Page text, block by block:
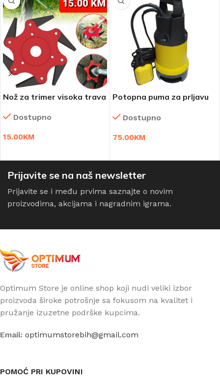
Nož za trimer visoka trava
Dostupno
15.00KM
Potopna puma za prljavu
Dostupno
75.00KM
Prijavite se na naš newsletter
Prijavite se i među prvima saznajte o novim
proizvodima, akcijama i nagradnim igrama.
Optimum Store je online shop koji nudi veliki izbor
proizvoda široke potrošnje sa fokusom na kvalitet i
pružanje izuzetne podrške kupcima.
Email: optimumstorebih@gmail.com
POMOĆ PRI KUPOVINI